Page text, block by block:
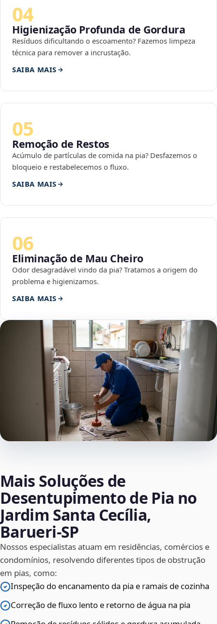
04
Higienização Profunda de Gordura
Resíduos dificultando o escoamento? Fazemos limpeza
técnica para remover a incrustação.
SAIBA MAIS
05
Remoção de Restos
Acúmulo de partículas de comida na pia? Desfazemos o
bloqueio e restabelecemos o fluxo.
SAIBA MAIS
06
Eliminação de Mau Cheiro
Odor desagradável vindo da pia? Tratamos a origem do
problema e higienizamos.
SAIBA MAIS
Mais Soluções de
Desentupimento de Pia no
Jardim Santa Cecília,
Barueri‑SP
Nossos especialistas atuam em residências, comércios e
condomínios, resolvendo diferentes tipos de obstrução
em pias, como:
Inspeção do encanamento da pia e ramais de cozinha
Correção de fluxo lento e retorno de água na pia